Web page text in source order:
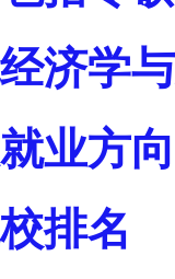
济学
业方
排名